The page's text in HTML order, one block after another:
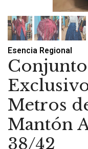
Esencia Regional
Metros
Mantón
38/42